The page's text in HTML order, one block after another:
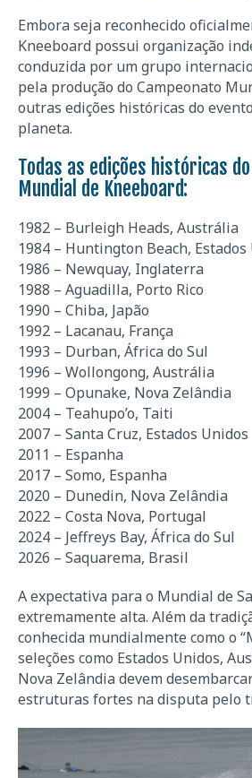
Embora seja reconhecido
Kneeboard possui organização
conduzida por um grupo
pela produção do Campeonato
outras edições históricas do
planeta.
Todas as edições históricas
Mundial de Kneeboard:
1982 – Burleigh Heads, Austrália
1984 – Huntington Beach, Estados
1986 – Newquay, Inglaterra
1988 – Aguadilla, Porto Rico
1990 – Chiba, Japão
1992 – Lacanau, França
1993 – Durban, África do Sul
1996 – Wollongong, Austrália
1999 – Opunake, Nova Zelândia
2004 – Teahupo’o, Taiti
2007 – Santa Cruz, Estados Unidos
2011 – Espanha
2017 – Somo, Espanha
2020 – Dunedin, Nova Zelândia
2022 – Costa Nova, Portugal
2024 – Jeffreys Bay, África do Sul
2026 – Saquarema, Brasil
A expectativa para o Mundial de
extremamente alta. Além da
conhecida mundialmente como o
seleções como Estados Unidos,
Nova Zelândia devem
estruturas fortes na disputa pelo